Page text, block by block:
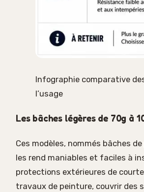
Infographie comparative
l’usage
Les bâches légères de 70g à
Ces modèles, nommés bâches
les rend maniables et faciles à
protections extérieures de
travaux de peinture, couvrir des